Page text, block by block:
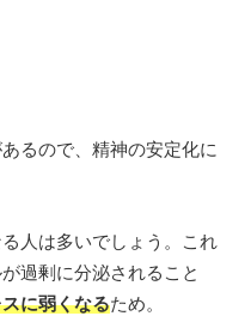
るので、精神の安定化に
人は多いでしょう。これ
過剰に分泌されること
に弱くなるため。